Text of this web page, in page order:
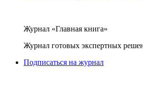
Журнал «Главная книга»
Журнал готовых экспертных
Подписаться на журнал